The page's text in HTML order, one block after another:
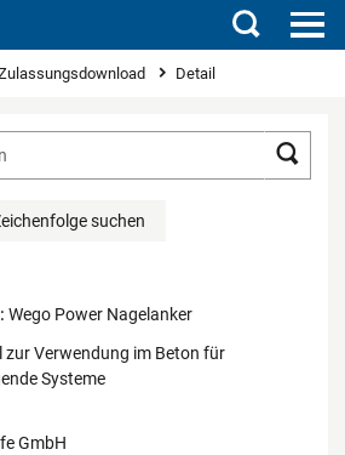
Suchen
Detail
suchen
Wego Power Nagelanker
zur Verwendung im Beton für
Systeme
GmbH